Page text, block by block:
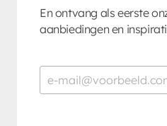
En ontvang als eerste
aanbiedingen en